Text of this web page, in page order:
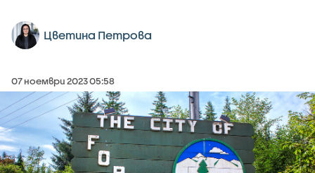
Цветина Петрова
07 ноември 2023 05:58